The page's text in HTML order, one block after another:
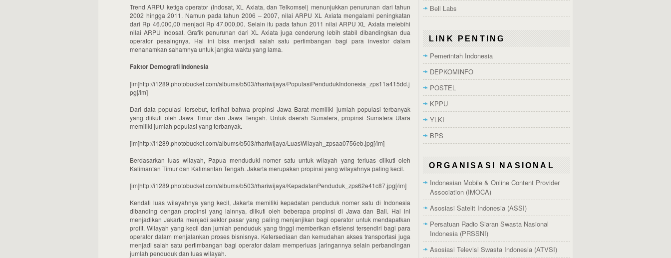
Trend ARPU ketiga operator (Indosat, XL Axiata, dan Telkomsel) menunjukkan penurunan dari tahun
2002 hingga 2011. Namun pada tahun 2006 – 2007, nilai ARPU XL Axiata mengalami peningkatan
dari Rp 46.000,00 menjadi Rp 47.000,00. Selain itu pada tahun 2011 nilai ARPU XL Axiata melebihi
nilai ARPU Indosat. Grafik penurunan dari XL Axiata juga cenderung lebih stabil dibandingkan dua
operator pesaingnya. Hal ini bisa menjadi salah satu pertimbangan bagi para investor dalam
menanamkan sahamnya untuk jangka waktu yang lama.
Faktor Demografi Indonesia
[im]http://i1289.photobucket.com/albums/b503/rhariwijaya/PopulasiPendudukIndonesia_zps11a415dd.j
pg[/im]
Dari data populasi tersebut, terlihat bahwa propinsi Jawa Barat memiliki jumlah populasi terbanyak
yang diikuti oleh Jawa Timur dan Jawa Tengah. Untuk daerah Sumatera, propinsi Sumatera Utara
memiliki jumlah populasi yang terbanyak.
[im]http://i1289.photobucket.com/albums/b503/rhariwijaya/LuasWilayah_zpsaa0756eb.jpg[/im]
Berdasarkan luas wilayah, Papua menduduki nomer satu untuk wilayah yang terluas diikuti oleh
Kalimantan Timur dan Kalimantan Tengah. Jakarta merupakan propinsi yang wilayahnya paling kecil.
[im]http://i1289.photobucket.com/albums/b503/rhariwijaya/KepadatanPenduduk_zps62e41c87.jpg[/im]
Kendati luas wilayahnya yang kecil, Jakarta memiliki kepadatan penduduk nomer satu di Indonesia
dibanding dengan propinsi yang lainnya, diikuti oleh beberapa propinsi di Jawa dan Bali. Hal ini
menjadikan Jakarta menjadi sektor pasar yang paling menjanjikan bagi operator untuk mendapatkan
profit. Wilayah yang kecil dan jumlah penduduk yang tinggi memberikan efisiensi tersendiri bagi para
operator dalam menjalankan proses bisnisnya. Ketersediaan dan kemudahan akses transportasi juga
menjadi salah satu pertimbangan bagi operator dalam memperluas jaringannya selain perbandingan
jumlah penduduk dan luas wilayah.
Bell Labs
LINK PENTING
Pemerintah Indonesia
DEPKOMINFO
POSTEL
KPPU
YLKI
BPS
ORGANISASI NASIONAL
Indonesian Mobile & Online Content Provider
Association (IMOCA)
Asosiasi Satelit Indonesia (ASSI)
Persatuan Radio Siaran Swasta Nasional
Indonesia (PRSSNI)
Asosiasi Televisi Swasta Indonesia (ATVSI)